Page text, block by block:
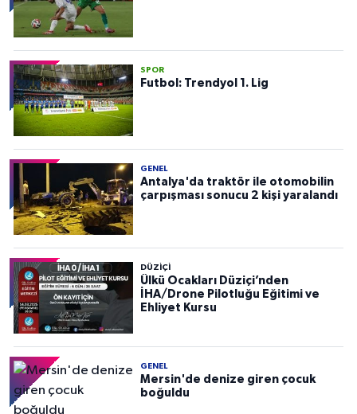
SPOR
Futbol: Trendyol 1. Lig
GENEL
Antalya'da traktör ile otomobilin
çarpışması sonucu 2 kişi yaralandı
DÜZIÇI
Ülkü Ocakları Düziçi’nden
İHA/Drone Pilotluğu Eğitimi ve
Ehliyet Kursu
GENEL
Mersin'de denize giren çocuk
boğuldu